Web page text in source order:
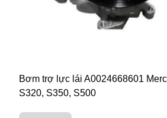
Bơm trợ lực lái A0024668601
S320, S350, S500